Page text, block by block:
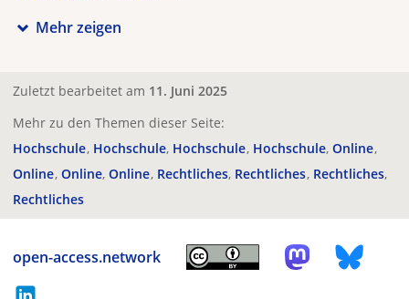
Mehr zeigen
Zuletzt bearbeitet am 11. Juni 2025
Mehr zu den Themen dieser Seite:
Hochschule Hochschule Hochschule Hochschule Online
Online Online Online Rechtliches Rechtliches Rechtliches
Rechtliches
open-access.network